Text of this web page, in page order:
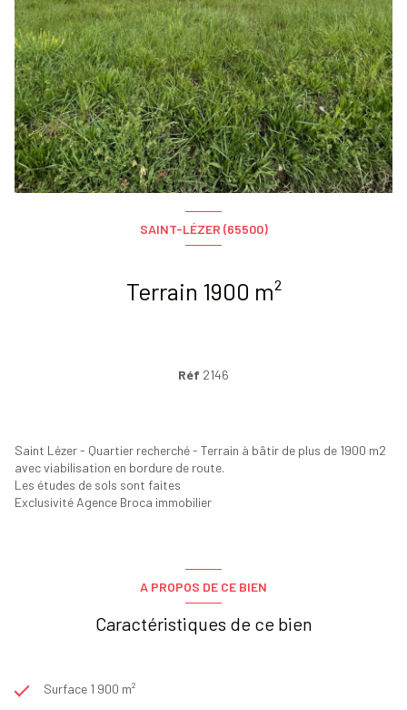
SAINT-LÉZER (65500)
Terrain 1900 m²
Réf 2146
Saint Lézer - Quartier recherché - Terrain à bâtir de plus de 1900 m2
avec viabilisation en bordure de route.
Les études de sols sont faites
Exclusivité Agence Broca immobilier
A PROPOS DE CE BIEN
Caractéristiques de ce bien
Surface 1 900 m²